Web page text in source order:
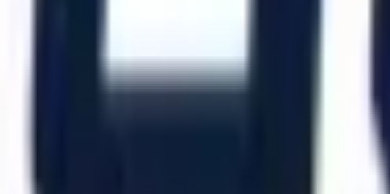
Eskişehir (Merkez)
İzmir (Ege Bölge)